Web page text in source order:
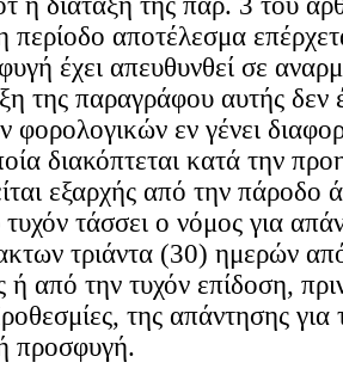
περίοδο αποτέλεσμα
έχει απευθυνθεί σε
της παραγράφου αυτής δεν
φορολογικών εν γένει
διακόπτεται κατά την
εξαρχής από την πάροδο
τάσσει ο νόμος για
τριάντα (30) ημερών
ή από την τυχόν επίδοση,
της απάντησης για
προσφυγή.